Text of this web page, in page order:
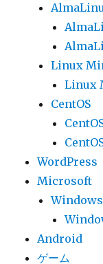
Linux
Linux
CentOS
WordPress
Microsoft
Windows
Android
ゲーム